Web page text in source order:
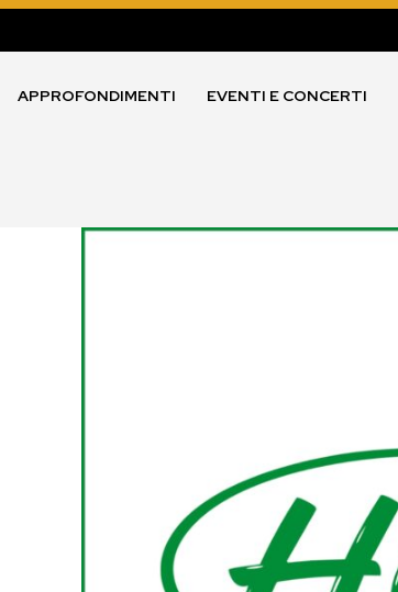
APPROFONDIMENTI EVENTI E CONCERTI